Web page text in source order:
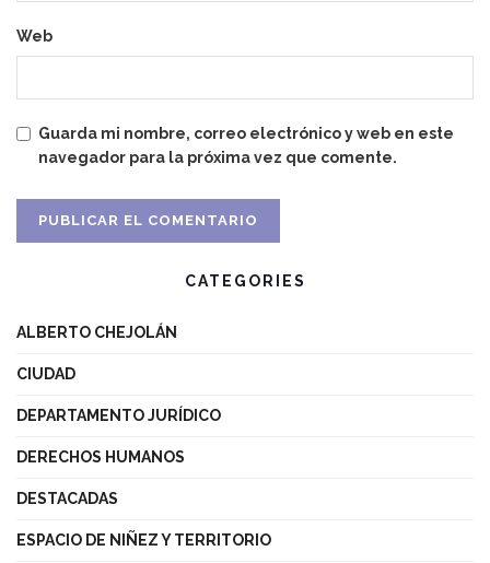
Web
Guarda mi nombre, correo electrónico y web en este
navegador para la próxima vez que comente.
CATEGORIES
ALBERTO CHEJOLÁN
CIUDAD
DEPARTAMENTO JURÍDICO
DERECHOS HUMANOS
DESTACADAS
ESPACIO DE NIÑEZ Y TERRITORIO